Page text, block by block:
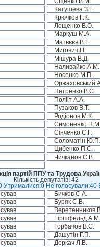
Катушева З.Г.
Крючков Г.К.
Лещенко В.О.
Маркуш М.А.
Матвєєв В.Г.
Мигович І.І.
Мішура В.Д.
Наливайко А.М.
Носенко М.П.
Оржаховський
Петренко В.С.
Полііт А.А.
Пузаков В.Т.
Родіонов М.К.
Симоненко
Сінченко С.Г.
Соломатін Ю.П.
Цибенко П.С.
Чичканов С.В.
партій ППУ та Трудова
Кількість депутатів: 42
Утрималися:0 Не голосували:40
Бичков С.А.
Буряк С.В.
Веретенников
Гіршфельд А.М.
Горбачов В.С.
Дашутін Г.П.
Деркач Л.В.